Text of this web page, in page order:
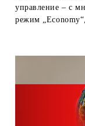
управление – с
режим